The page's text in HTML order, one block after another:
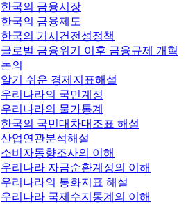
한국의 금융시장
한국의 금융제도
한국의 거시건전성정책
글로벌 금융위기 이후 금융규제 개혁
논의
알기 쉬운 경제지표해설
우리나라의 국민계정
우리나라의 물가통계
한국의 국민대차대조표 해설
산업연관분석해설
소비자동향조사의 이해
우리나라 자금순환계정의 이해
우리나라의 통화지표 해설
우리나라 국제수지통계의 이해